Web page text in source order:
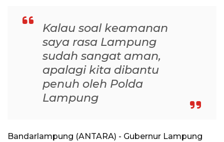
Kalau soal keamanan
saya rasa Lampung
sudah sangat aman,
apalagi kita dibantu
penuh oleh Polda
Lampung
Bandarlampung (ANTARA) - Gubernur Lampung